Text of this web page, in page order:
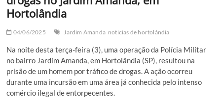
Hortolândia
04/06/2025 Jardim Amanda noticias de hortolândia
Na noite desta terça-feira (3), uma operação da Polícia Militar
no bairro Jardim Amanda, em Hortolândia (SP), resultou na
prisão de um homem por tráfico de drogas. A ação ocorreu
durante uma incursão em uma área já conhecida pelo intenso
comércio ilegal de entorpecentes.